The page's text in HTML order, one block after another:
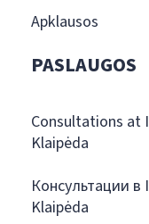
Apklausos
PASLAUGOS
Consultations at
Klaipėda
Консультации
Klaipėda